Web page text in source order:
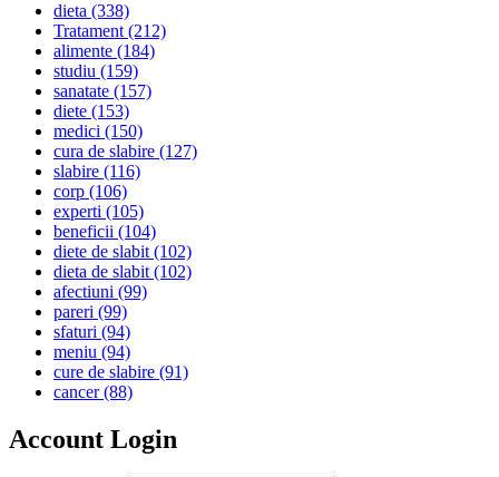
dieta (338)
Tratament(212)
alimente (184)
studiu (159)
sanatate (157)
diete (153)
medici (150)
cura de slabire (127)
slabire (116)
corp (106)
experti (105)
beneficii (104)
diete de slabit(102)
dieta de slabit(102)
afectiuni (99)
pareri (99)
sfaturi (94)
meniu (94)
cure de slabire (91)
cancer(88)
Account Login